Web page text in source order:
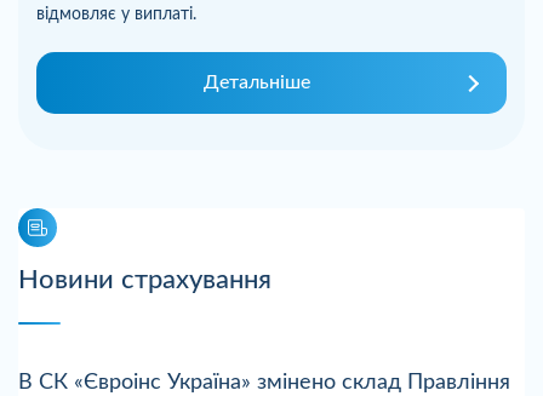
відмовляє у виплаті.
Детальніше
Новини страхування
В СК «Євроінс Україна» змінено склад Правління